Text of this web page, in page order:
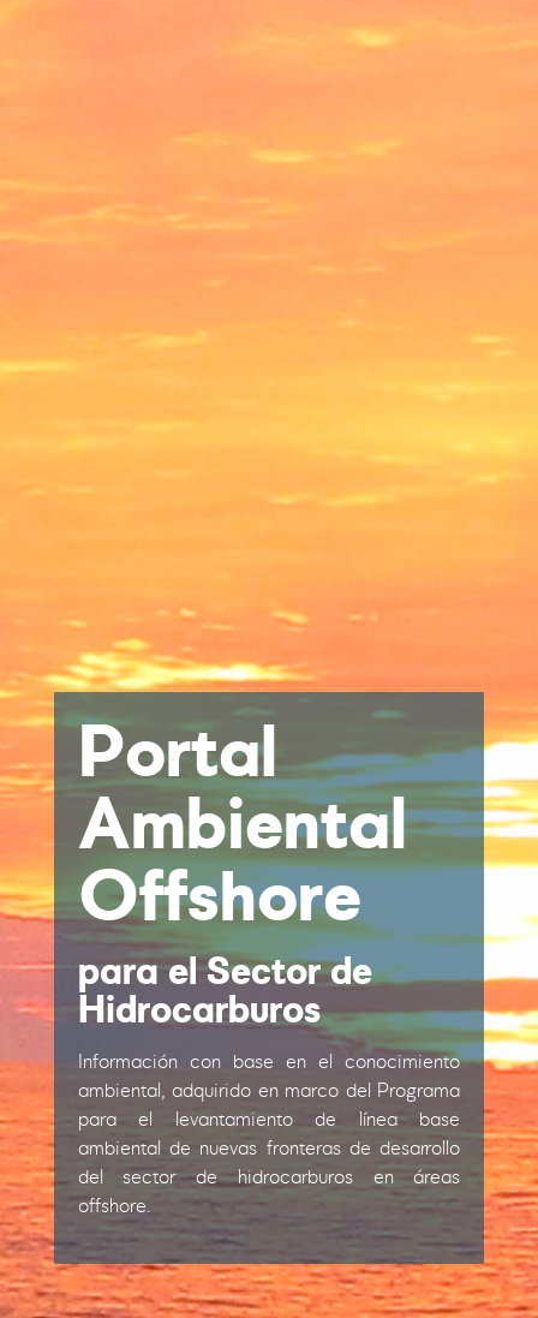
Portal
Ambiental
Offshore
para el Sector de
Hidrocarburos
Información con base en el conocimiento
ambiental, adquirido en marco del Programa
para el levantamiento de línea base
ambiental de nuevas fronteras de desarrollo
del sector de hidrocarburos en áreas
offshore.